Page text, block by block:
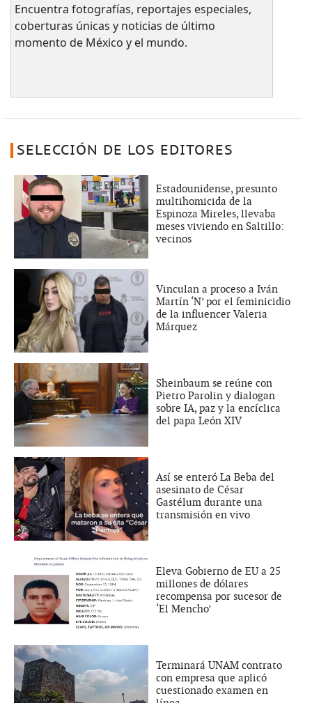
Encuentra fotografías, reportajes especiales,
coberturas únicas y noticias de último
momento de México y el mundo.
SELECCIÓN DE LOS EDITORES
Estadounidense, presunto
multihomicida de la
Espinoza Mireles, llevaba
meses viviendo en Saltillo:
vecinos
Vinculan a proceso a Iván
Martín ‘N’ por el feminicidio
de la influencer Valeria
Márquez
Sheinbaum se reúne con
Pietro Parolin y dialogan
sobre IA, paz y la encíclica
del papa León XIV
Así se enteró La Beba del
asesinato de César
Gastélum durante una
transmisión en vivo
Eleva Gobierno de EU a 25
millones de dólares
recompensa por sucesor de
‘El Mencho’
Terminará UNAM contrato
con empresa que aplicó
cuestionado examen en